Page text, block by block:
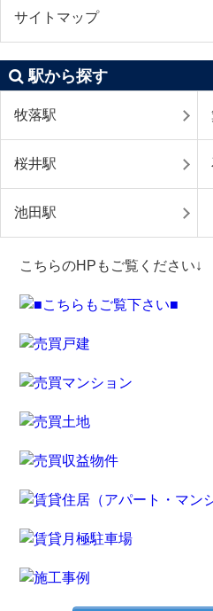
サイトマップ
駅から探す
牧落駅
桜井駅
池田駅
こちらのHPもご覧ください↓